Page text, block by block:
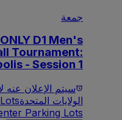
جمعة
D1 Men's
Tournament:
- Session 1
سيتم الإعلان عنه
الولايات المتحدة
Parking Lots